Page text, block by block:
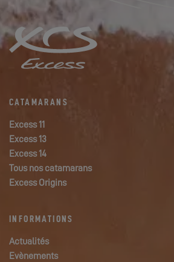
CATAMARANS
Excess 11
Excess 13
Excess 14
Tous nos catamarans
Excess Origins
INFORMATIONS
Actualités
Evènements